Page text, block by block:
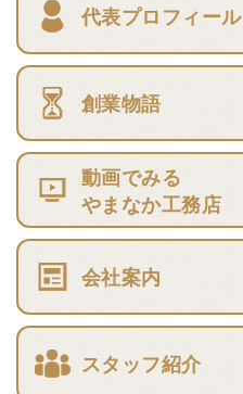
代表プロフィール
創業物語
動画でみる
やまなか工務店
会社案内
スタッフ紹介